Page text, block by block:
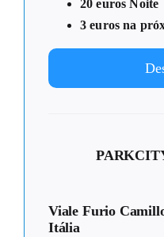
20 euros Noite
3 euros na
Viale Furio
Itália